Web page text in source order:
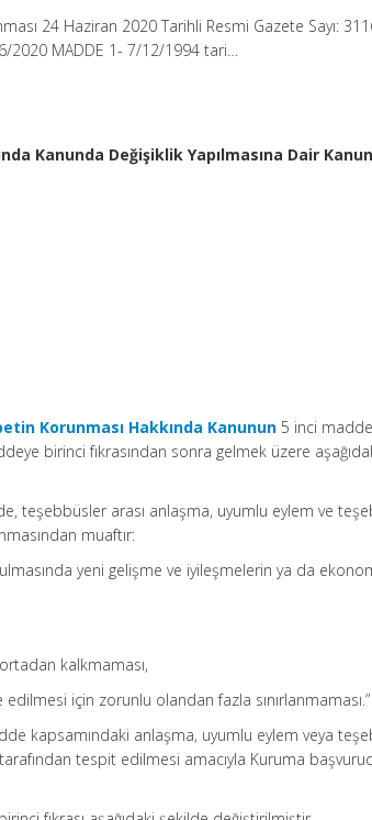
24 Haziran 2020 Tarihli Resmi Gazete Sayı:
2020 MADDE 1- 7/12/1994 tari…
Kanunda Değişiklik Yapılmasına Dair Kanun
Korunması Hakkında Kanunun 5 inci
birinci fıkrasından sonra gelmek üzere
teşebbüsler arası anlaşma, uyumlu eylem ve
muaftır:
yeni gelişme ve iyileşmelerin ya da
kalkmaması,
için zorunlu olandan fazla sınırlanmaması.”
kapsamındaki anlaşma, uyumlu eylem veya
tarafından tespit edilmesi amacıyla Kuruma